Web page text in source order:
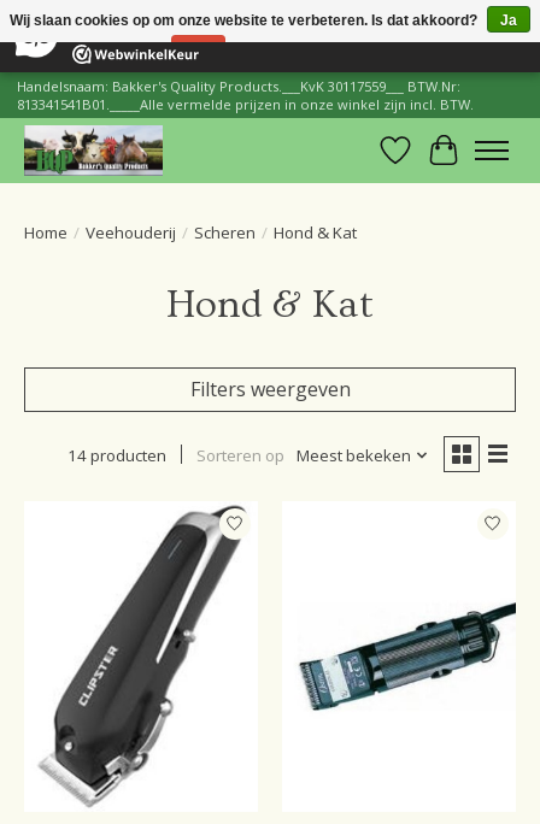
206 Reviews ×
Handelsnaam: Bakker's Quality Products.___KvK 30117559___ BTW.Nr:
813341541B01._____Alle vermelde prijzen in onze winkel zijn incl. BTW.
Verlanglijst
Home / Veehouderij / Scheren / Hond & Kat
Hond & Kat
Filters weergeven
14 producten Sorteren op Meest bekeken
Wij slaan cookies op om onze website te verbeteren. Is dat akkoord?
Ja
Nee